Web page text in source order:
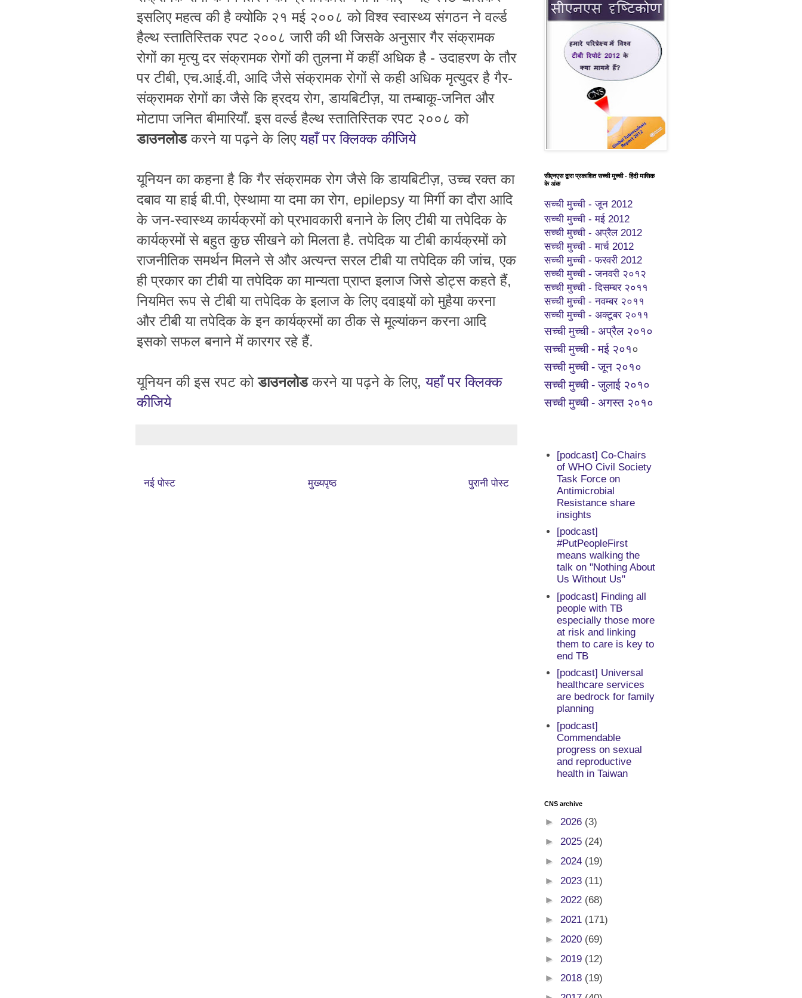
इसलिए महत्व की है क्योकि २१ मई २००८ को विश्व स्वास्थ्य संगठन ने वर्ल्ड
हैल्थ स्तातिस्तिक रपट २००८ जारी की थी जिसके अनुसार गैर संक्रामक
रोगों का मृत्यु दर संक्रामक रोगों की तुलना में कहीं अधिक है - उदाहरण के तौर
पर टीबी, एच.आई.वी, आदि जैसे संक्रामक रोगों से कही अधिक मृत्युदर है गैर-
संक्रामक रोगों का जैसे कि ह्रदय रोग, डायबिटीज़, या तम्बाकू-जनित और
मोटापा जनित बीमारियाँ. इस वर्ल्ड हैल्थ स्तातिस्तिक रपट २००८ को
डाउनलोडकरने या पढ़ने के लिएयहाँ पर क्लिक्क कीजिये
यूनियन का कहना है कि गैर संक्रामक रोग जैसे कि डायबिटीज़, उच्च रक्त का
दबाव या हाई बी.पी, ऐस्थामा या दमा का रोग, epilepsy या मिर्गी का दौरा आदि
के जन-स्वास्थ्य कार्यक्रमों को प्रभावकारी बनाने के लिए टीबी या तपेदिक के
कार्यक्रमों से बहुत कुछ सीखने को मिलता है. तपेदिक या टीबी कार्यक्रमों को
राजनीतिक समर्थन मिलने से और अत्यन्त सरल टीबी या तपेदिक की जांच, एक
ही प्रकार का टीबी या तपेदिक का मान्यता प्राप्त इलाज जिसे डोट्स कहते हैं,
नियमित रूप से टीबी या तपेदिक के इलाज के लिए दवाइयों को मुहैया करना
और टीबी या तपेदिक के इन कार्यक्रमों का ठीक से मूल्यांकन करना आदि
इसको सफल बनाने में कारगर रहे हैं.
यूनियन की इस रपट कोडाउनलोडकरने या पढ़ने के लिए,यहाँ पर क्लिक्क
कीजिये
नई पोस्ट पुरानी पोस्ट
मुख्यपृष्ठ
सीएनएस द्वारा प्रकाशित सच्ची मुच्ची - हिंदी मासिक
के अंक
सच्ची मुच्ची - जून 2012
सच्ची मुच्ची - मई 2012
सच्ची मुच्ची - अप्रैल 2012
सच्ची मुच्ची - मार्च 2012
सच्ची मुच्ची - फरवरी 2012
सच्ची मुच्ची - जनवरी २०१२
सच्ची मुच्ची - दिसम्बर २०११
सच्ची मुच्ची - नवम्बर २०११
सच्ची मुच्ची - अक्टूबर २०११
सच्ची मुच्ची - अप्रैल २०१०
सच्ची मुच्ची - मई २०१०
सच्ची मुच्ची - जून २०१०
सच्ची मुच्ची - जुलाई २०१०
सच्ची मुच्ची - अगस्त २०१०
[podcast] Co-Chairs
of WHO Civil Society
Task Force on
Antimicrobial
Resistance share
insights
[podcast]
#PutPeopleFirst
means walking the
talk on "Nothing About
Us Without Us"
[podcast] Finding all
people with TB
especially those more
at risk and linking
them to care is key to
end TB
[podcast] Universal
healthcare services
are bedrock for family
planning
[podcast]
Commendable
progress on sexual
and reproductive
health in Taiwan
CNS archive
► 2026 (3)
► 2025 (24)
► 2024 (19)
► 2023 (11)
► 2022 (68)
► 2021 (171)
► 2020 (69)
► 2019 (12)
► 2018 (19)